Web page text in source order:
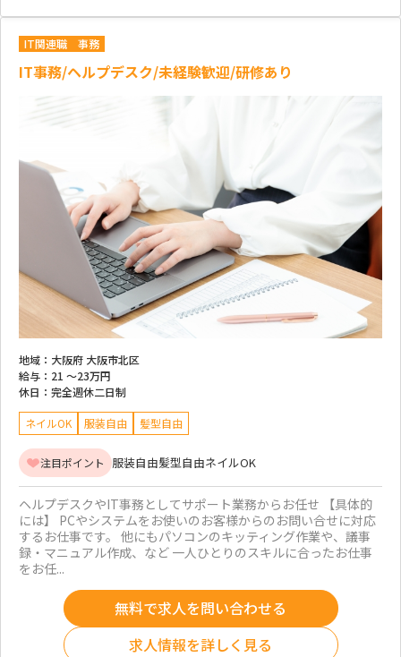
IT関連職 事務
IT事務/ヘルプデスク/未経験歓迎/研修あり
地域： 大阪府 大阪市北区
給与： 21 ～23万円
休日： 完全週休二日制
ネイルOK 服装自由 髪型自由
注目ポイント 服装自由髪型自由ネイルOK
ヘルプデスクやIT事務としてサポート業務からお任せ 【具体的
には】 PCやシステムをお使いのお客様からのお問い合せに対応
するお仕事です。 他にもパソコンのキッティング作業や、議事
録・マニュアル作成、など 一人ひとりのスキルに合ったお仕事
をお任...
無料で求人を問い合わせる
求人情報を詳しく見る